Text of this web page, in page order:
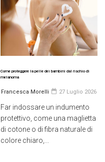
Come proteggere la pelle dei bambini dal rischio di
melanoma
Francesca Morelli 27 Luglio 2026
Far indossare un indumento
protettivo, come una maglietta
di cotone o di fibra naturale di
colore chiaro,...